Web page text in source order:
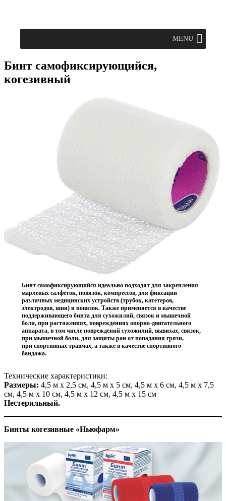
MENU
Бинт самофиксирующийся,
когезивный
Бинт самофиксирующийся идеально подходят для закрепления
марлевых салфеток, повязок, компрессов, для фиксации
различных медицинских устройств (трубок, катетеров,
электродов, шин) и повязок. Также применяется в качестве
поддерживающего бинта для сухожилий, связок и мышечной
боли, при растяжениях, повреждениях опорно-двигательного
аппарата, в том числе повреждений сухожилий, вывихах, связок,
при мышечной боли, для защиты ран от попадания грязи,
при спортивных травмах, а также в качестве спортивного
бандажа.
Технические характеристики:
Размеры: 4,5 м х 2,5 см, 4,5 м х 5 см, 4,5 м х 6 см, 4,5 м х 7,5
см, 4,5 м х 10 см, 4,5 м х 12 см, 4,5 м х 15 см
Нестерильный.
Бинты когезивные «Ньюфарм»